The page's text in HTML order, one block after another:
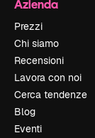
Azienda
Prezzi
Chi siamo
Recensioni
Lavora con noi
Cerca tendenze
Blog
Eventi